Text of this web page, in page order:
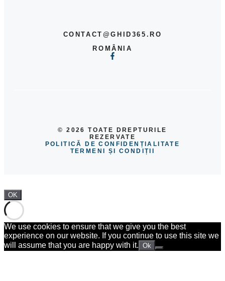
CONTACT@GHID365.RO
ROMÂNIA
© 2026 TOATE DREPTURILE
REZERVATE
POLITICĂ DE CONFIDENȚIALITATE
TERMENI ȘI CONDIȚII
OK
We use cookies to ensure that we give you the best
experience on our website. If you continue to use this site we
will assume that you are happy with it. Ok